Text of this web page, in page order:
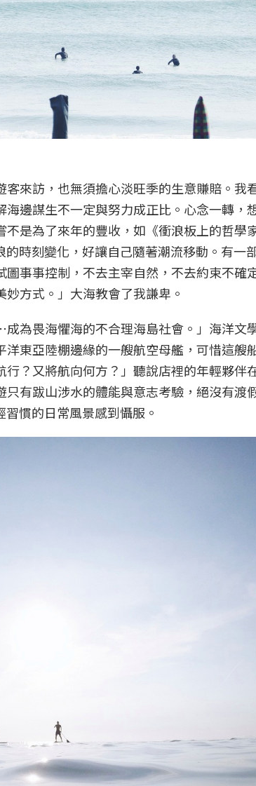
來訪，也無須擔心淡旺季的生意賺賠。我
邊謀生不一定與努力成正比。心念一轉，
是為了來年的豐收，如《衝浪板上的哲學
時刻變化，好讓自己隨著潮流移動。有一
事事控制，不去主宰自然，不去約束不確
方式。」大海教會了我謙卑。
為畏海懼海的不合理海島社會。」海洋文
東亞陸棚邊緣的一艘航空母艦，可惜這艘
？又將航向何方？」聽說店裡的年輕夥伴
有跋山涉水的體能與意志考驗，絕沒有渡
慣的日常風景感到懾服。